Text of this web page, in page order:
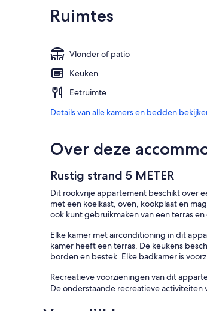
Ruimtes
Vlonder of patio
Keuken
Eetruimte
Details van alle kamers en bedden
Over deze
Rustig strand 5 METER
Dit rookvrije appartement beschikt over
met een koelkast, oven, kookplaat en
ook kunt gebruikmaken van een terras
Elke kamer met airconditioning in dit
kamer heeft een terras. De keukens
borden en bestek. Elke badkamer is
Recreatieve voorzieningen van dit
De onderstaande recreatieve